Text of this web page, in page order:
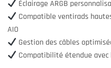
Éclairage ARGB
Compatible ventirads
AIO
Gestion des câbles
Compatibilité étendue avec